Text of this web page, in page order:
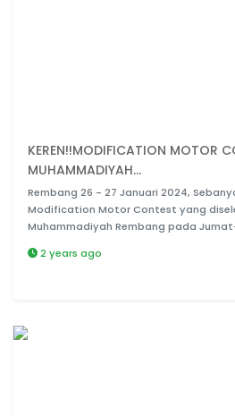
KEREN!!MODIFICATION MOTOR
MUHAMMADIYAH...
Rembang 26 - 27 Januari 2024,
Modification Motor Contest yang
Muhammadiyah Rembang pada
2 years ago